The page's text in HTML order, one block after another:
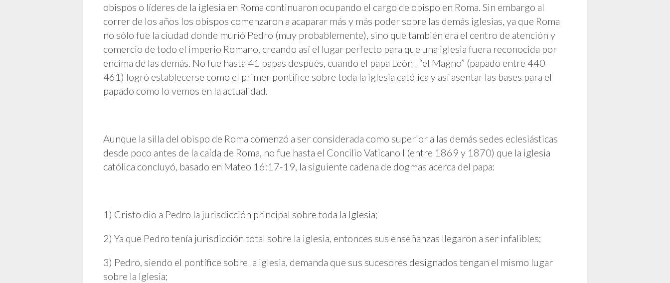
obispos o líderes de la iglesia en Roma continuaron ocupando el cargo de obispo en Roma. Sin embargo al
correr de los años los obispos comenzaron a acaparar más y más poder sobre las demás iglesias, ya que Roma
no sólo fue la ciudad donde murió Pedro (muy probablemente), sino que también era el centro de atención y
comercio de todo el imperio Romano, creando así el lugar perfecto para que una iglesia fuera reconocida por
encima de las demás. No fue hasta 41 papas después, cuando el papa León I “el Magno” (papado entre 440-
461) logró establecerse como el primer pontífice sobre toda la iglesia católica y así asentar las bases para el
papado como lo vemos en la actualidad.
Aunque la silla del obispo de Roma comenzó a ser considerada como superior a las demás sedes eclesiásticas
desde poco antes de la caída de Roma, no fue hasta el Concilio Vaticano I (entre 1869 y 1870) que la iglesia
católica concluyó, basado en Mateo 16:17-19, la siguiente cadena de dogmas acerca del papa:
1) Cristo dio a Pedro la jurisdicción principal sobre toda la Iglesia;
2) Ya que Pedro tenía jurisdicción total sobre la iglesia, entonces sus enseñanzas llegaron a ser infalibles;
3) Pedro, siendo el pontífice sobre la iglesia, demanda que sus sucesores designados tengan el mismo lugar
sobre la Iglesia;